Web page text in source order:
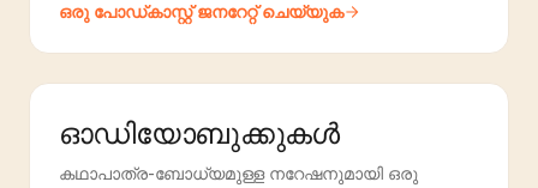
ഒരു പോഡ്‌കാസ്റ്റ് ജനറേറ്റ് ചെയ്യുക
ഓഡിയോബുക്കുകൾ
കഥാപാത്ര-ബോധ്യമുള്ള നറേഷനുമായി ഒരു